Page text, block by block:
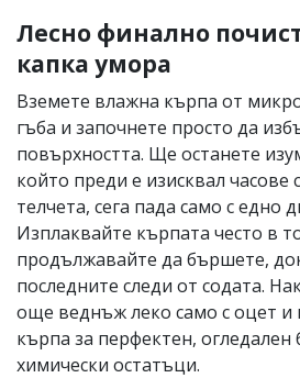
Лесно финално
капка умора
Вземете влажна кърпа от
гъба и започнете просто да
повърхността. Ще останете
който преди е изисквал часове
телчета, сега пада само с едно
Изплаквайте кърпата често в
продължавайте да бършете,
последните следи от содата.
още веднъж леко само с оцет и
кърпа за перфектен, огледален
химически остатъци.